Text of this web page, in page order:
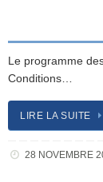
Le programme
Conditions…
LIRE LA SUITE
28 NOVEMBRE